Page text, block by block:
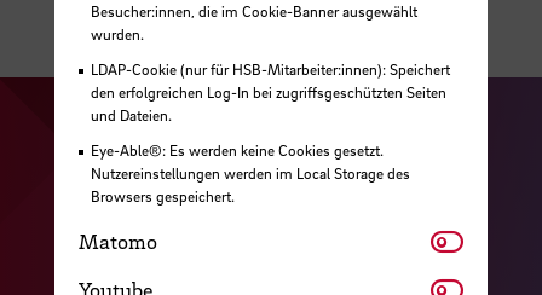
Zu unserer Instagram Seite
Zu unserer Facebook
Zu unserer
Zu unserer
Besucher:innen, die im Cookie-Banner ausgewählt
wurden.
LDAP-Cookie (nur für HSB-Mitarbeiter:innen): Speichert
den erfolgreichen Log-In bei zugriffsgeschützten Seiten
und Dateien.
Eye-Able®: Es werden keine Cookies gesetzt.
Nutzereinstellungen werden im Local Storage des
Browsers gespeichert.
Matomo Matomo
Youtube Youtube